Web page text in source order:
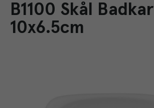
B1100 Skål Badkar
10x6.5cm